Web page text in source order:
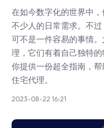
在如今数字化的世界中
不少人的日常需求。不
可不是一件容易的事情
理，它们有着自己独特
你提供一份超全指南，
住宅代理。
2023-08-22 16:21